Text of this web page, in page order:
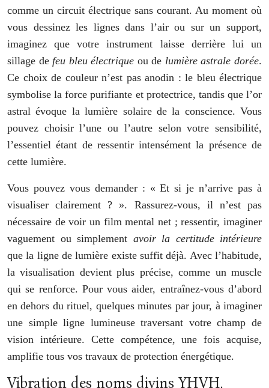
comme un circuit électrique sans courant. Au moment où
vous dessinez les lignes dans l’air ou sur un support,
imaginez que votre instrument laisse derrière lui un
sillage de feu bleu électrique ou de lumière astrale dorée.
Ce choix de couleur n’est pas anodin : le bleu électrique
symbolise la force purifiante et protectrice, tandis que l’or
astral évoque la lumière solaire de la conscience. Vous
pouvez choisir l’une ou l’autre selon votre sensibilité,
l’essentiel étant de ressentir intensément la présence de
cette lumière.
Vous pouvez vous demander : « Et si je n’arrive pas à
visualiser clairement ? ». Rassurez-vous, il n’est pas
nécessaire de voir un film mental net ; ressentir, imaginer
vaguement ou simplement avoir la certitude intérieure
que la ligne de lumière existe suffit déjà. Avec l’habitude,
la visualisation devient plus précise, comme un muscle
qui se renforce. Pour vous aider, entraînez-vous d’abord
en dehors du rituel, quelques minutes par jour, à imaginer
une simple ligne lumineuse traversant votre champ de
vision intérieure. Cette compétence, une fois acquise,
amplifie tous vos travaux de protection énergétique.
Vibration des noms divins YHVH,